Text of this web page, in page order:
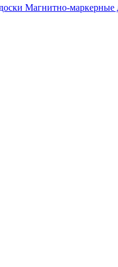
Магнитно-маркерные